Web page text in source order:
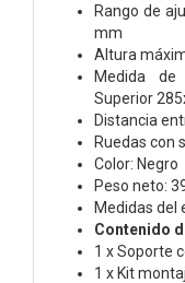
Rango de
mm
Altura
Medida de
Superior
Distancia
Ruedas con
Color: Negro
Peso neto:
Medidas del
Contenido
1 x Soporte
1 x Kit